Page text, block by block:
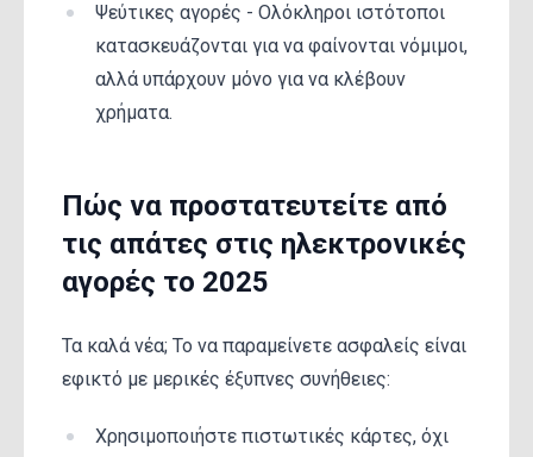
Ψεύτικες αγορές - Ολόκληροι ιστότοποι
κατασκευάζονται για να φαίνονται νόμιμοι,
αλλά υπάρχουν μόνο για να κλέβουν
χρήματα.
Πώς να προστατευτείτε από
τις απάτες στις ηλεκτρονικές
αγορές το 2025
Τα καλά νέα; Το να παραμείνετε ασφαλείς είναι
εφικτό με μερικές έξυπνες συνήθειες:
Χρησιμοποιήστε πιστωτικές κάρτες, όχι